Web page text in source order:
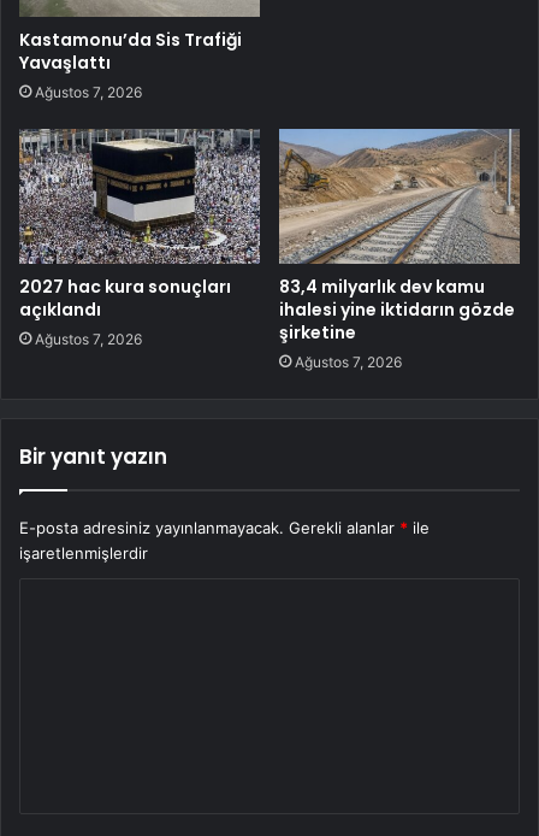
Kastamonu’da Sis Trafiği
Yavaşlattı
Ağustos 7, 2026
2027 hac kura sonuçları
açıklandı
Ağustos 7, 2026
83,4 milyarlık dev kamu
ihalesi yine iktidarın gözde
şirketine
Ağustos 7, 2026
Bir yanıt yazın
E-posta adresiniz yayınlanmayacak. Gerekli alanlar * ile
işaretlenmişlerdir